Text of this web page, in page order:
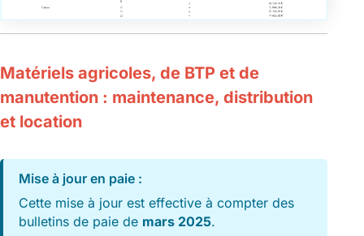
Matériels agricoles, de BTP et de
manutention : maintenance, distribution
et location
Mise à jour en paie :
Cette mise à jour est effective à compter des
bulletins de paie de mars 2025.